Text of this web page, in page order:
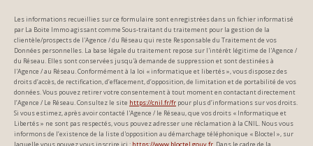
Les informations recueillies sur ce formulaire sont enregistrées dans un fichier informatisé
par La Boite Immo agissant comme Sous-traitant du traitement pour la gestion de la
clientèle/prospects de l'Agence / du Réseau qui reste Responsable du Traitement de vos
Données personnelles. La base légale du traitement repose sur l'intérêt légitime de l'Agence /
du Réseau. Elles sont conservées jusqu'à demande de suppression et sont destinées à
l'Agence / au Réseau. Conformément à la loi « informatique et libertés », vous disposez des
droits d’accès, de rectification, d’effacement, d’opposition, de limitation et de portabilité de vos
données. Vous pouvez retirer votre consentement à tout moment en contactant directement
l’Agence / Le Réseau. Consultez le site https://cnil.fr/fr pour plus d’informations sur vos droits.
Si vous estimez, après avoir contacté l'Agence / le Réseau, que vos droits « Informatique et
Libertés » ne sont pas respectés, vous pouvez adresser une réclamation à la CNIL. Nous vous
informons de l’existence de la liste d'opposition au démarchage téléphonique « Bloctel », sur